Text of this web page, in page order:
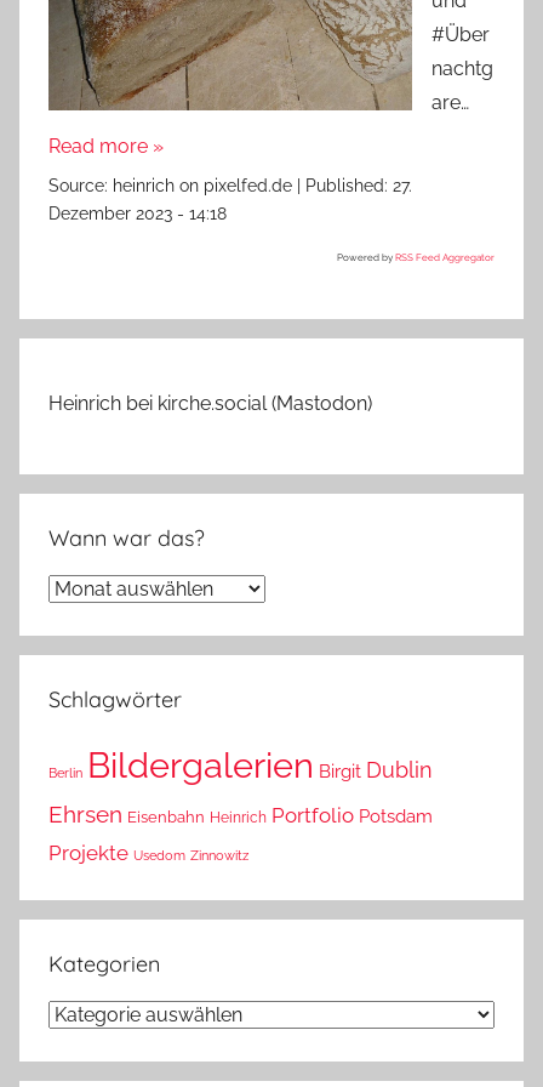
#Über
nachtg
are…
Read more »
Source: heinrich on pixelfed.de Published: 27.
Dezember 2023 - 14:18
Powered by RSS Feed Aggregator
Heinrich bei kirche.social (Mastodon)
Wann war das?
Wann
das?
Schlagwörter
Berlin Bildergalerien Birgit Dublin
Ehrsen Eisenbahn Heinrich Portfolio Potsdam
Projekte Usedom Zinnowitz
Kategorien
Kategorien